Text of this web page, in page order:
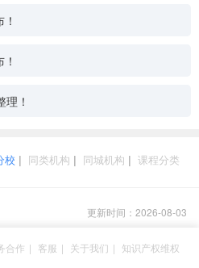
！
校 | 同类机构 | 同城机构 | 课程分类
更新时间：2026-08-03
合作 | 客服 | 关于我们 | 知识产权维权